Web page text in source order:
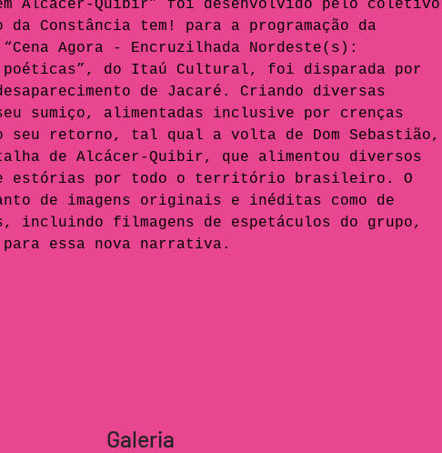
Alcácer-Quibir” foi desenvolvido pelo coletivo
da Constância tem! para a programação da
Agora - Encruzilhada Nordeste(s):
do Itaú Cultural, foi disparada por
de Jacaré. Criando diversas
sumiço, alimentadas inclusive por crenças
seu retorno, tal qual a volta de Dom Sebastião,
de Alcácer-Quibir, que alimentou diversos
estórias por todo o território brasileiro. O
de imagens originais e inéditas como de
incluindo filmagens de espetáculos do grupo,
essa nova narrativa.
Galeria